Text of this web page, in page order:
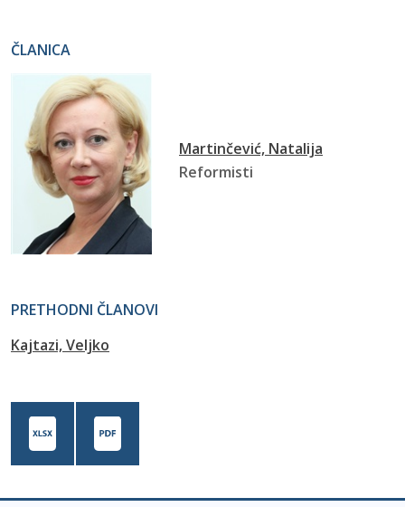
ČLANICA
Martinčević, Natalija
Reformisti
PRETHODNI ČLANOVI
Kajtazi, Veljko